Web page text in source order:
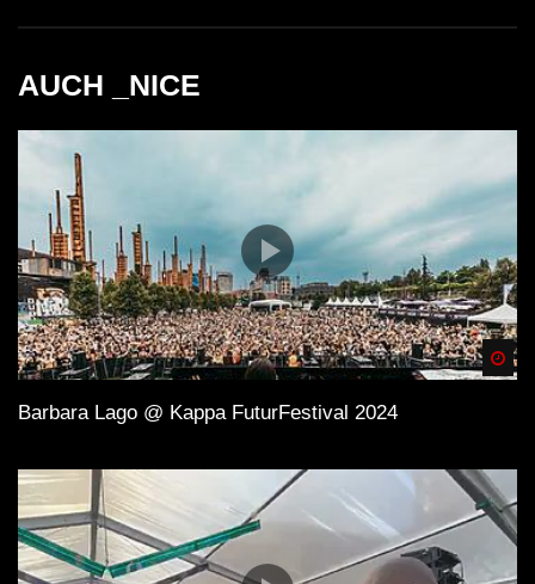
AUCH _NICE
Barbara Lago @ Kappa FuturFestival 2024